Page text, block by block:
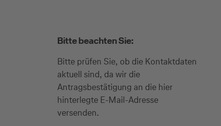
Bitte beachten Sie:
Bitte prüfen Sie, ob die Kontaktdaten
aktuell sind, da wir die
Antragsbestätigung an die hier
hinterlegte E-Mail-Adresse
versenden.